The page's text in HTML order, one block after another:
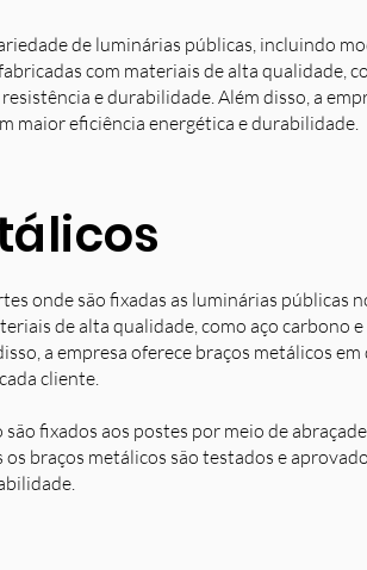
de luminárias públicas, incluindo
com materiais de alta qualidade,
e durabilidade. Além disso, a
maior eficiência energética e durabilidade.
onde são fixadas as luminárias públicas
de alta qualidade, como aço carbono
a empresa oferece braços metálicos
cliente.
fixados aos postes por meio de
os braços metálicos são testados e